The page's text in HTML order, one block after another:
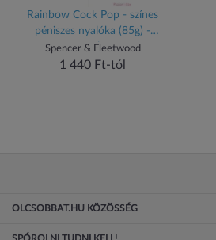
Rainbow Cock Pop - színes
péniszes nyalóka (85g) -
gyümölcsös
Spencer & Fleetwood
1 440 Ft-tól
OLCSOBBAT.HU KÖZÖSSÉG